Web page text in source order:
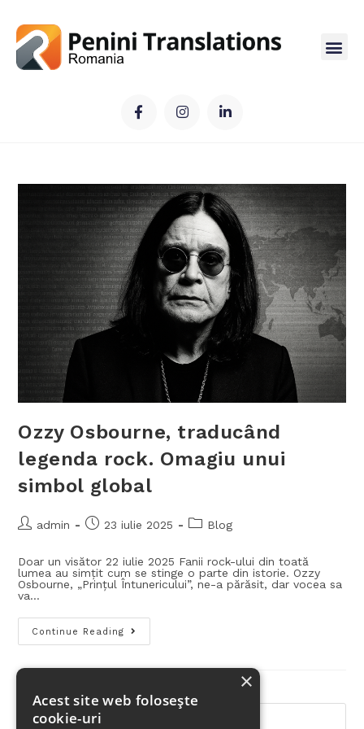
Ozzy Osbourne, traducând
legenda rock. Omagiu unui
simbol global
admin 23 iulie 2025 Blog
Doar un visător 22 iulie 2025 Fanii rock-ului din toată
lumea au simțit cum se stinge o parte din istorie. Ozzy
Osbourne, „Prințul Întunericului”, ne-a părăsit, dar vocea sa
va…
Continue Reading
×
Acest site web folosește
cookie-uri